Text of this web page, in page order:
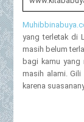
yang terletak di
masih belum
bagi kamu yang
masih alami.
karena